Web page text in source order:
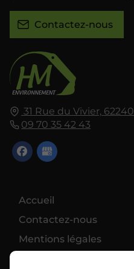
31 Rue du Vivier, 62240
09 70 35 42 43
Accueil
Contactez-nous
Mentions légales
Contactez-nous